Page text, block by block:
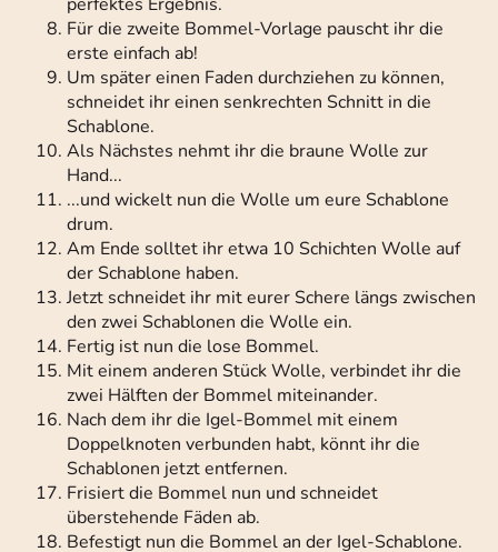
Für die zweite Bommel-Vorlage pauscht ihr die
erste einfach ab!
Um später einen Faden durchziehen zu können,
schneidet ihr einen senkrechten Schnitt in die
Schablone.
Als Nächstes nehmt ihr die braune Wolle zur
Hand...
...und wickelt nun die Wolle um eure Schablone
drum.
Am Ende solltet ihr etwa 10 Schichten Wolle auf
der Schablone haben.
Jetzt schneidet ihr mit eurer Schere längs zwischen
den zwei Schablonen die Wolle ein.
Fertig ist nun die lose Bommel.
Mit einem anderen Stück Wolle, verbindet ihr die
zwei Hälften der Bommel miteinander.
Nach dem ihr die Igel-Bommel mit einem
Doppelknoten verbunden habt, könnt ihr die
Schablonen jetzt entfernen.
Frisiert die Bommel nun und schneidet
überstehende Fäden ab.
Befestigt nun die Bommel an der Igel-Schablone.